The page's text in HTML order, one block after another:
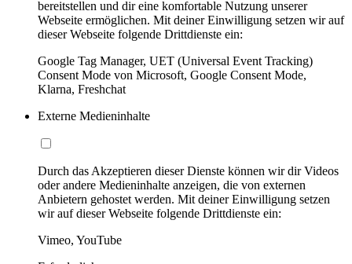
bereitstellen und dir eine komfortable Nutzung unserer
Webseite ermöglichen. Mit deiner Einwilligung setzen wir auf
dieser Webseite folgende Drittdienste ein:
Google Tag Manager, UET (Universal Event Tracking)
Consent Mode von Microsoft, Google Consent Mode,
Klarna, Freshchat
Externe Medieninhalte
Durch das Akzeptieren dieser Dienste können wir dir Videos
oder andere Medieninhalte anzeigen, die von externen
Anbietern gehostet werden. Mit deiner Einwilligung setzen
wir auf dieser Webseite folgende Drittdienste ein:
Vimeo, YouTube